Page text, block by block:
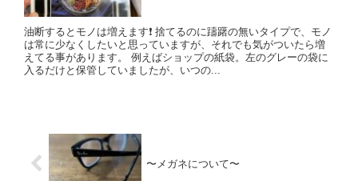
油断するとモノは増えます❗️ 捨てるのに躊躇の無いタイプで、モノ
は常に少なくしたいと思っていますが、それでも気がついたら増
えてる事があります。 例えばショップの紙袋。左のグレーの袋に
入るだけと保管していましたが、いつの...
〜メガネについて〜